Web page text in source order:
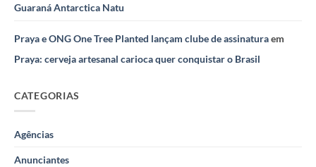
Guaraná Antarctica Natu
Praya e ONG One Tree Planted lançam clube de assinaturaem
Praya: cerveja artesanal carioca quer conquistar o Brasil
CATEGORIAS
Agências
Anunciantes